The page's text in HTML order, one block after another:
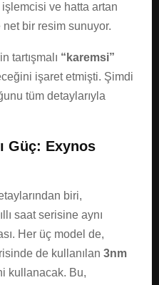
işlemcisi ve hatta artan
bir resim sunuyor.
tartışmalı “karemsi”
işaret etmişti. Şimdi
tüm detaylarıyla
Güç: Exynos
biri,
saat serisine aynı
Her üç model de,
de kullanılan 3nm
kullanacak. Bu,